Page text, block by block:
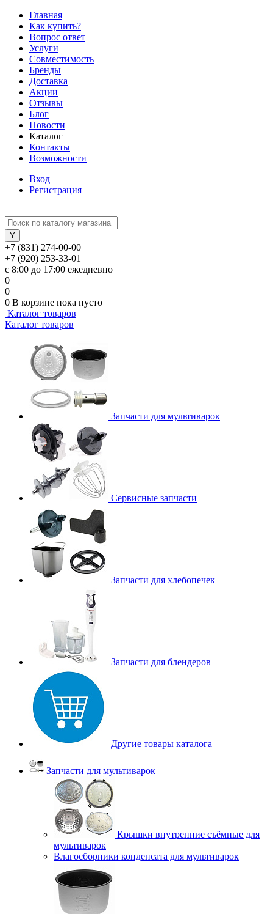
Главная
Как купить?
Вопрос ответ
Услуги
Совместимость
Бренды
Доставка
Акции
Отзывы
Блог
Новости
Каталог
Контакты
Возможности
Вход
Регистрация
+7 (831) 274-00-00
+7 (920) 253-33-01
с 8:00 до 17:00 ежедневно
0
0
0 В корзине пока пусто
Каталог товаров
Каталог товаров
Запчасти для мультиварок
Сервисные запчасти
Запчасти для хлебопечек
Запчасти для блендеров
Другие товары каталога
Запчасти для мультиварок
Крышки внутренние съёмные для
мультиварок
Влагосборники конденсата для мультиварок